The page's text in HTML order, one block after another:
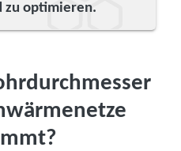
zu optimieren.